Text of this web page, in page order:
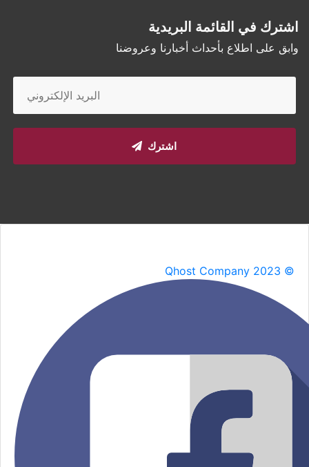
اشترك في القائمة البريدية
وابق على اطلاع بأحداث أخبارنا وعروضنا
اشترك
Qhost Company 2023 ©